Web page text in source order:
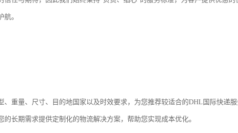
。
重量、尺寸、目的地国家以及时效要求，为您推荐较适合的DHL国际快递服
长期需求提供定制化的物流解决方案，帮助您实现成本优化。